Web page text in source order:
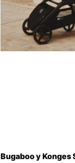
Bugaboo y Konges